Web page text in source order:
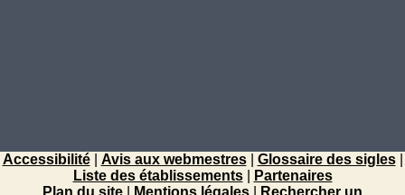
Accessibilité| Avis aux webmestres| Glossaire des sigles|
Liste des établissements|
Partenaires
Plan du site
Mentions légales Rechercher un